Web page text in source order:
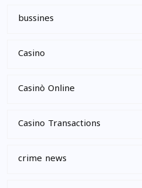
bussines
Casino
Casinò Online
Casino Transactions
crime news